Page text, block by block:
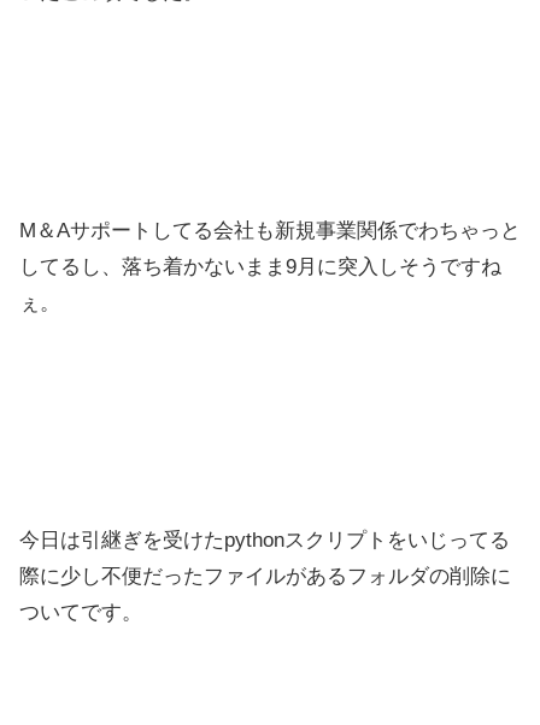
M＆Aサポートしてる会社も新規事業関係でわちゃっと
してるし、落ち着かないまま9月に突入しそうですね
ぇ。
今日は引継ぎを受けたpythonスクリプトをいじってる
際に少し不便だったファイルがあるフォルダの削除に
ついてです。